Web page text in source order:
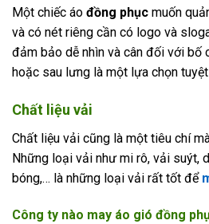
Một chiếc áo đồng phục muốn
và có nét riêng cần có logo và
đảm bảo dễ nhìn và cân đối với bố
hoặc sau lưng là một lựa chọn
Chất liệu vải
Chất liệu vải cũng là một tiêu chí
Những loại vải như mi rô, vải suýt,
bóng,… là những loại vải rất tốt để
Công ty nào may áo gió đồng